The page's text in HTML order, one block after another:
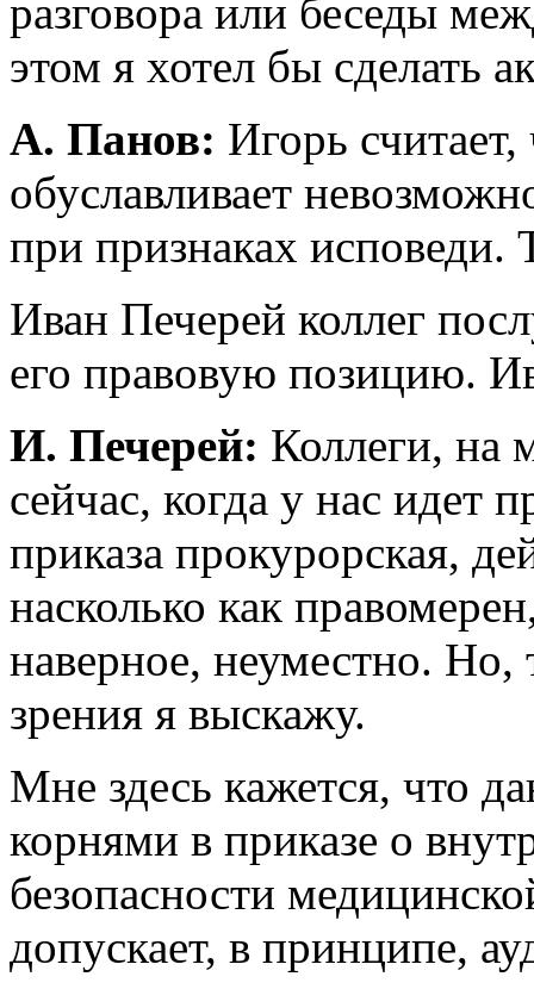
разговора или беседы
этом я хотел бы сделать
А. Панов: Игорь
обуславливает
при признаках исповеди.
Иван Печерей коллег
его правовую позицию.
И. Печерей: Коллеги, на
сейчас, когда у нас идет
приказа прокурорская,
насколько как
наверное, неуместно.
зрения я выскажу.
Мне здесь кажется, что
корнями в приказе о
безопасности
допускает, в принципе,